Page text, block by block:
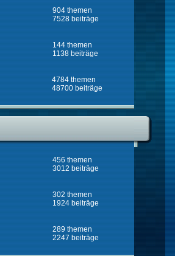
904 themen
7528 beiträge
144 themen
1138 beiträge
4784 themen
48700 beiträge
456 themen
3012 beiträge
302 themen
1924 beiträge
289 themen
2247 beiträge